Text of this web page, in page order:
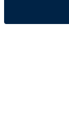
調査期間は
のカワイさ」